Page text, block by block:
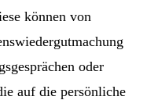
können von
oder
auf die persönliche